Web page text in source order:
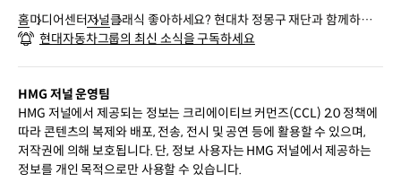
홈미디어센터저널클래식 좋아하세요? 현대차 정몽구 재단과 함께하는 K
‒클래식 음악회
현대자동차그룹의 최신 소식을 구독하세요
HMG 저널 운영팀
HMG 저널에서 제공되는 정보는 크리에이티브 커먼즈(CCL) 2.0 정책에
따라 콘텐츠의 복제와 배포, 전송, 전시 및 공연 등에 활용할 수 있으며,
저작권에 의해 보호됩니다. 단, 정보 사용자는 HMG 저널에서 제공하는
정보를 개인 목적으로만 사용할 수 있습니다.